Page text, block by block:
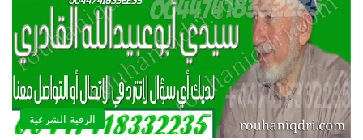
الرقية الشرعية